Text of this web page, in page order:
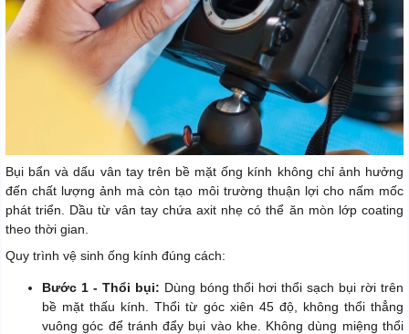
Bụi bẩn và dấu vân tay trên bề mặt ống kính không chỉ ảnh hưởng
đến chất lượng ảnh mà còn tạo môi trường thuận lợi cho nấm mốc
phát triển. Dầu từ vân tay chứa axit nhẹ có thể ăn mòn lớp coating
theo thời gian.
Quy trình vệ sinh ống kính đúng cách:
Bước 1 - Thổi bụi: Dùng bóng thổi hơi thổi sạch bụi rời trên
bề mặt thấu kính. Thổi từ góc xiên 45 độ, không thổi thẳng
vuông góc để tránh đẩy bụi vào khe. Không dùng miệng thổi